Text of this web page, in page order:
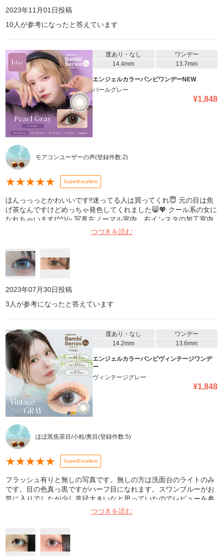
2023年11月01日投稿
10人が参考になったと答えています
度あり・なし
ワンデー
14.4mm
13.7mm
エンジェルカラーバンビワンデーNEW
パールグレー
¥1,848
モアコンユーザーの声(登録件数:2)
★★★★★ SuperExcellent
ほんっっっとかわいいです‼️迷ってる人は買ってくれ😇 元の目は焦
げ茶なんですけどめっちゃ発色してくれました😸💖 クール系の女に
なれちゃいます(^^)/~ 写真左ノーマル室内、右インスタの加工室内
です❕ぜひご参考に〜 汗でメイクぐちゃぐちゃだけど許してちゃむ
つづきを読む
2023年07月30日投稿
3 人が参考になったと答えています
度あり・なし
ワンデー
14.2mm
13.6mm
エンジェルカラーバンビヴィンテージワンデ
ー
ヴィンテージグレー
¥1,848
ほぼ黒焦茶目/小粒/奥目 (登録件数:5)
★★★★★ SuperExcellent
フラッシュ有りと無しの写真です。無しの方は洗面台のライトのみ
です。目の色真っ黒ですがハーフ目になれます。スワンブルーがお
気に入りでしたが少し直径大きいなと思っていたのでレビューを参
考にこちらを購入しました。縁がボケてるのでナチュラルに盛れて
最高です。次は30枚入りを買おうと思います♪
つづきを読む